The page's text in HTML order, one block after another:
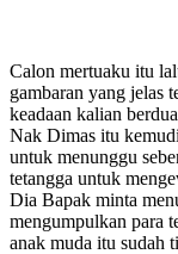
Calon mertuaku itu
gambaran yang jelas
keadaan kalian
Nak Dimas itu
untuk menunggu
tetangga untuk
Dia Bapak minta
mengumpulkan para
anak muda itu sudah